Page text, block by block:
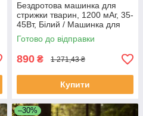
Бездротова машинка для
стрижки тварин, 1200 мАг, 35-
45Вт, Білий / Машинка для
стрижки собак та котів / Набір
для грумінгу
Готово до відправки
890 ₴ 1 271,43 ₴
Купити
–30%